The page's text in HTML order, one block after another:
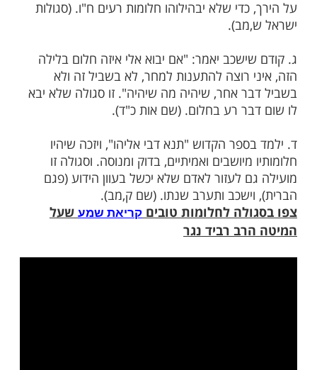
לקרוא ק"ש שעל המטה מתחילתה ועד סופה,
בשם ומלכות, וזו
נפשנו ח,ה, מרן הגר"ע יוסף
ראיתי, שע"י שקורא ק"ש שעל המטה
ובכוונה, מבטל ממנו מחשבות והרהורים
סגולות עמוד 181).
שלא ישים את ידו בשעת השינה על הלב או
שלא יבהילוהו חלומות רעים ח"ו. (סגולות